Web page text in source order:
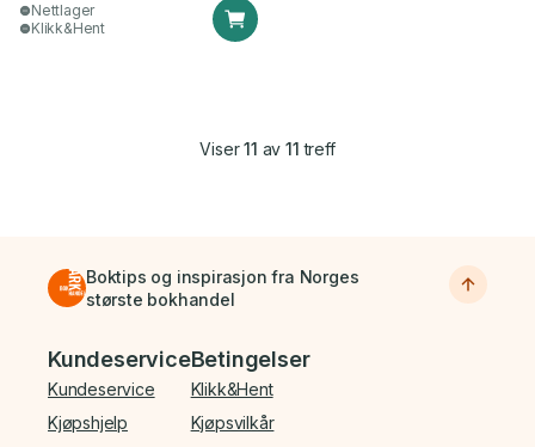
Nettlager
Klikk&Hent
Viser11 av 11 treff
Boktips og inspirasjon fra Norges
største bokhandel
Bunnmeny
Kundeservice
Kundeservice
Kjøpshjelp
Betingelser
Klikk&Hent
Kjøpsvilkår